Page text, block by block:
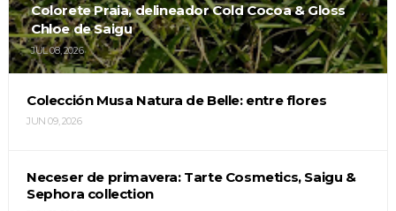
Colorete Praia, delineador Cold Cocoa & Gloss
Chloe de Saigu
JUL 08, 2026
Colección Musa Natura de Belle: entre flores
JUN 09, 2026
Neceser de primavera: Tarte Cosmetics, Saigu &
Sephora collection